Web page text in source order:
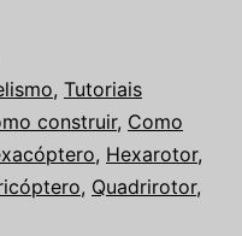
drone
, Tutoriais
construir, Como
, Hexarotor,
, Quadrirotor,